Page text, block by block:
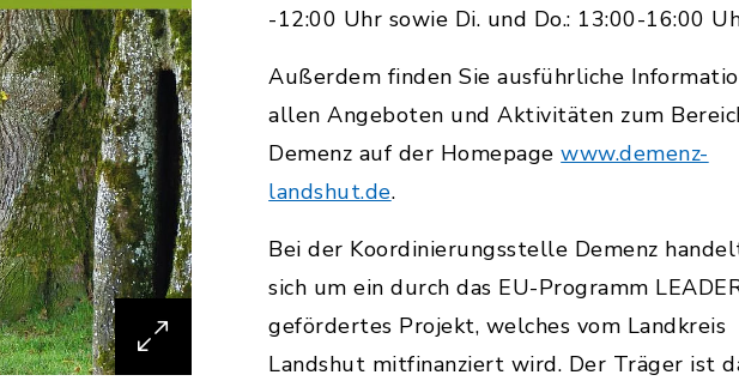
-12:00 Uhr sowie Di. und Do.: 13:00-16:00
Außerdem finden Sie ausführliche
allen Angeboten und Aktivitäten zum
Demenz auf der Homepagewww.demenz-
landshut.de.
Bei der Koordinierungsstelle Demenz
sich um ein durch das EU-Programm
gefördertes Projekt, welches vom Landkreis
Landshut mitfinanziert wird. Der Träger ist